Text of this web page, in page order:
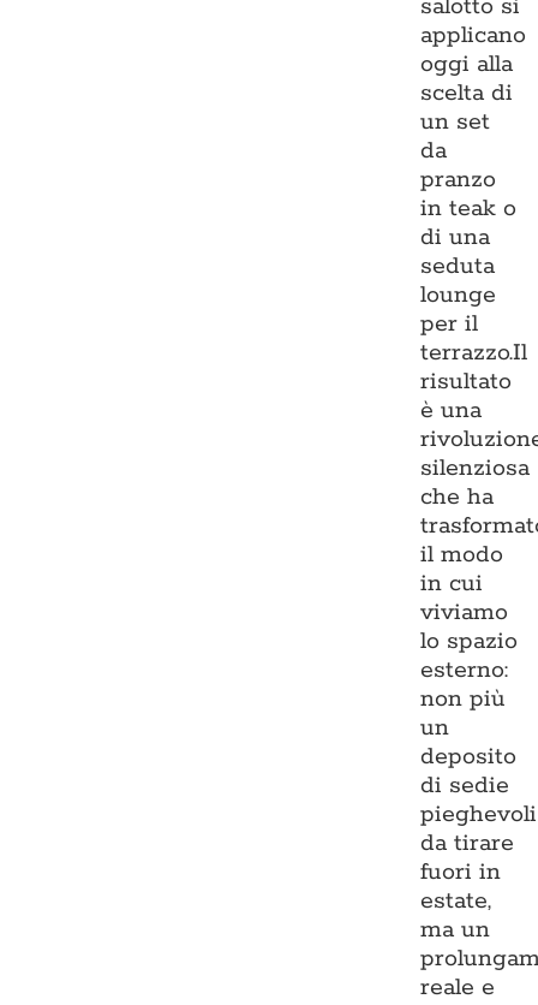
salotto si
applicano
oggi alla
scelta di
un set
da
pranzo
in teak o
di una
seduta
lounge
per il
terrazzo.Il
risultato
è una
silenziosa
che ha
il modo
in cui
viviamo
lo spazio
esterno:
non più
un
deposito
di sedie
pieghevoli
da tirare
fuori in
estate,
ma un
reale e